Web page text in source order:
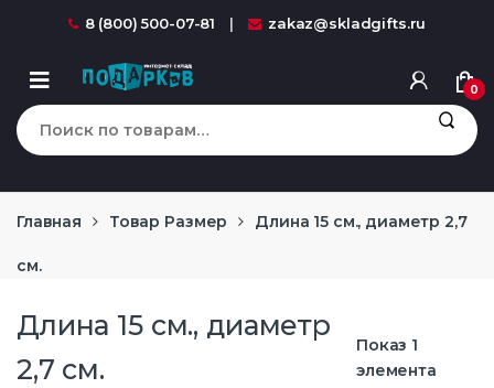
8 (800) 500-07-81 zakaz@skladgifts.ru
0
Искать:
Главная Товар Размер Длина 15 см., диаметр 2,7
см.
Длина 15 см., диаметр
2,7 см.
Показ 1
элемента